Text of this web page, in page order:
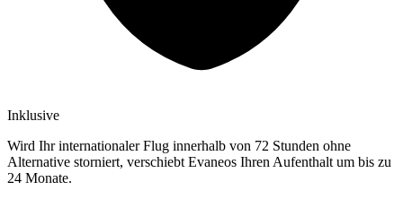
Inklusive
Wird Ihr internationaler Flug innerhalb von 72 Stunden ohne
Alternative storniert, verschiebt Evaneos Ihren Aufenthalt um bis zu
24 Monate.